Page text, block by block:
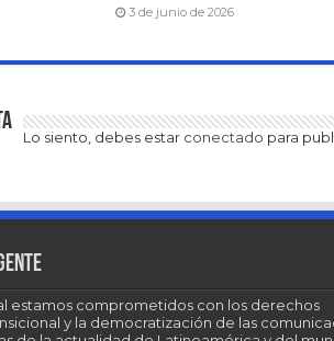
3 de junio de 2026
Lo siento, debes estar conectado para
estamos comprometidos con los derechos
y la democratización de las